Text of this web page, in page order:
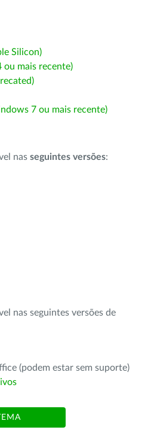
Silicon)
ou mais recente)
7 ou mais recente)
nas seguintes versões:
nas seguintes versões de
(podem estar sem suporte)